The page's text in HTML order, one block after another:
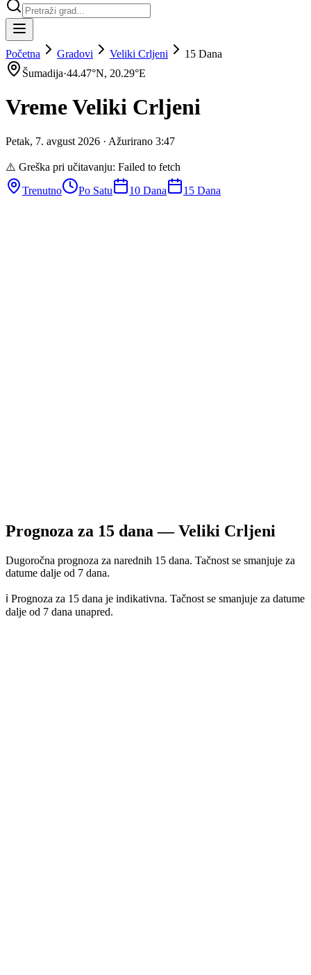
Početna Gradovi Veliki Crljeni
15 Dana
Šumadija·44.47°N, 20.29°E
VremeVeliki Crljeni
Petak, 7. avgust 2026 · Ažurirano 3:47
⚠️ Greška pri učitavanju: Failed to fetch
Trenutno
Po Satu 10 Dana 15 Dana
Prognoza za 15 dana —Veliki Crljeni
Dugoročna prognoza za narednih 15 dana. Tačnost se smanjuje za
datume dalje od 7 dana.
ℹ️ Prognoza za 15 dana je indikativna. Tačnost se smanjuje za datume
dalje od 7 dana unapred.